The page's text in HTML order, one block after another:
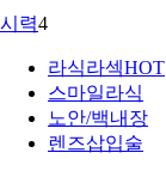
시력4
라식라섹HOT
스마일라식
노안/백내장
렌즈삽입술